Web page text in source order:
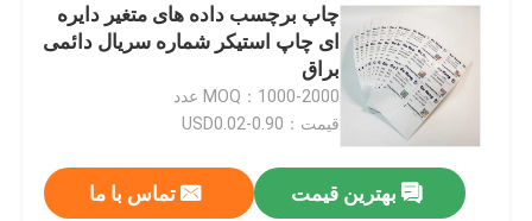
چاپ برچسب داده های متغیر دایره
ای چاپ استیکر شماره سریال دائمی
براق
MOQ：1000-2000 عدد
قیمت：USD0.02-0.90
بهترین قیمت تماس با ما